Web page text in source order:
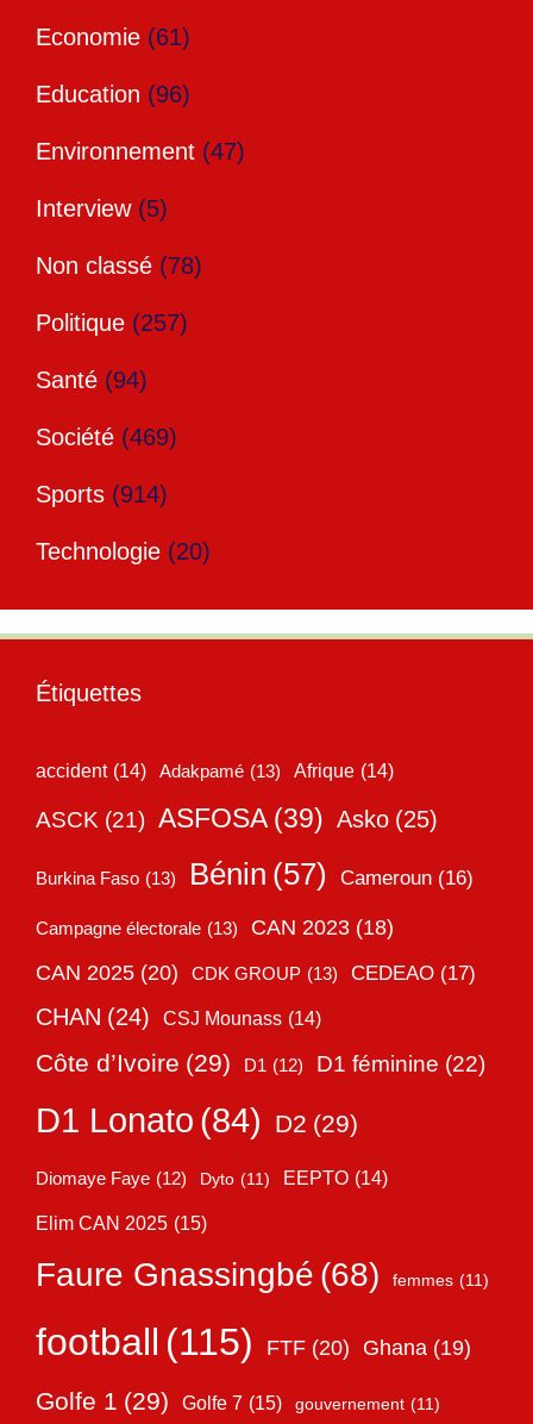
Economie (61)
Education (96)
Environnement (47)
Interview(5)
Non classé (78)
Politique (257)
Santé (94)
Société (469)
Sports (914)
Technologie (20)
Étiquettes
accident (14) Adakpamé (13) Afrique (14)
ASCK (21) ASFOSA (39) Asko (25)
Burkina Faso (13) Bénin (57) Cameroun (16)
Campagne électorale (13) CAN 2023 (18)
CAN 2025 (20) CDK GROUP (13) CEDEAO (17)
CHAN (24) CSJ Mounass (14)
Côte d’Ivoire (29) D1 (12) D1 féminine (22)
D1 Lonato (84) D2 (29)
Diomaye Faye (12) Dyto (11) EEPTO (14)
Elim CAN 2025 (15)
Faure Gnassingbé (68) femmes (11)
football (115) FTF (20) Ghana (19)
Golfe 1 (29) Golfe 7 (15) gouvernement (11)